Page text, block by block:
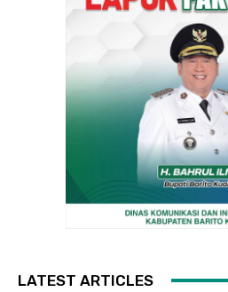
LATEST ARTICLES